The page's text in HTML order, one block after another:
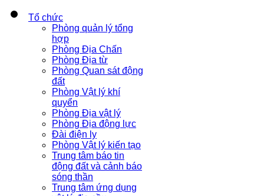
Tổ chức
Phòng quản lý tổng
hợp
Phòng Địa Chấn
Phòng Địa từ
Phòng Quan sát động
đất
Phòng Vật lý khí
quyển
Phòng Địa vật lý
Phòng Địa động lực
Đài điện ly
Phòng Vật lý kiến tạo
Trung tâm báo tin
động đất và cảnh báo
sóng thần
Trung tâm ứng dụng